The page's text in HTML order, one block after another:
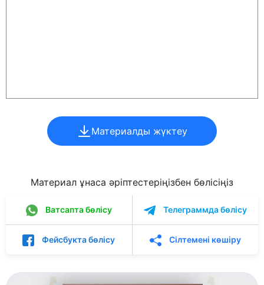
Материалды жүктеу
Материал ұнаса әріптестеріңізбен бөлісіңіз
Ватсапта бөлісу Телеграммда бөлісу
Фейсбукта бөлісу Сілтемені көшіру